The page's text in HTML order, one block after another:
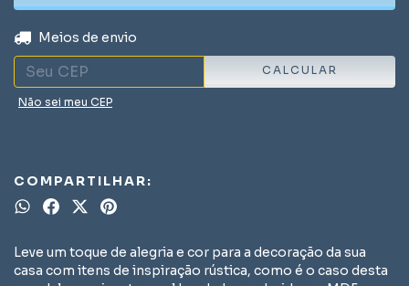
Entregas para o CEP:
Meios de envio
CALCULAR
Não sei meu CEP
COMPARTILHAR:
Leve um toque de alegria e cor para a decoração da sua
casa com itens de inspiração rústica, como é o caso desta